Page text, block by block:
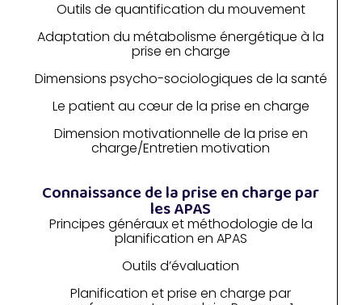
Outils de quantification du mouvement
Adaptation du métabolisme énergétique à la
prise en charge
Dimensions psycho-sociologiques de la santé
Le patient au cœur de la prise en charge
Dimension motivationnelle de la prise en
charge/Entretien motivation
Connaissance de la prise en charge par
les APAS
Principes généraux et méthodologie de la
planification en APAS
Outils d’évaluation
Planification et prise en charge par